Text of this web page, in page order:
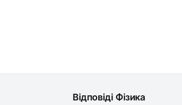
Відповіді Фізика